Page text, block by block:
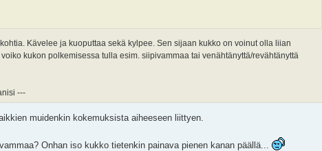
Kävelee ja kuoputtaa sekä kylpee. Sen sijaan kukko on voinut olla liian
kukon polkemisessa tulla esim. siipivammaa tai venähtänyttä/revähtänyttä
---
muidenkin kokemuksista aiheeseen liittyen.
Onhan iso kukko tietenkin painava pienen kanan päällä...